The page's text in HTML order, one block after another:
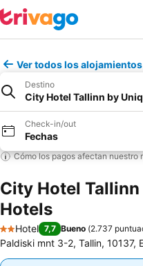
Ver todos los
Destino
City Hotel Tallinn by
Check-in/out
Fechas
Cómo los pagos afectan nuestro
City Hotel
Hotels
2 Estrellas
Hotel 7,7 Bueno (2.737
Paldiski mnt 3-2, Tallin, 10137,